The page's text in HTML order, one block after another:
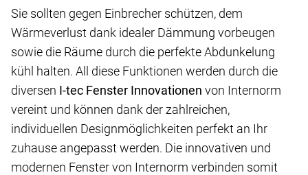
Sie sollten gegen Einbrecher schützen, dem
Wärmeverlust dank idealer Dämmung vorbeugen
sowie die Räume durch die perfekte Abdunkelung
kühl halten. All diese Funktionen werden durch die
diversen I-tec Fenster Innovationen von Internorm
vereint und können dank der zahlreichen,
individuellen Designmöglichkeiten perfekt an Ihr
zuhause angepasst werden. Die innovativen und
modernen Fenster von Internorm verbinden somit